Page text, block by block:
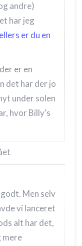
andre)
har jeg
er du en
er en
det har der jo
under solen
hvor Billy's
Men selv
vi lanceret
alt har det,
mere